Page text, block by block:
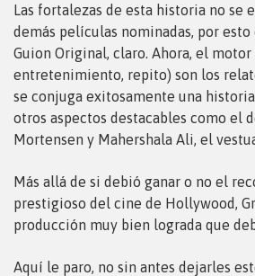
Las fortalezas de esta historia no se
demás películas nominadas, por
Guion Original, claro. Ahora, el
entretenimiento, repito) son los
se conjuga exitosamente una
otros aspectos destacables como el
Mortensen y Mahershala Ali, el
Más allá de si debió ganar o no el
prestigioso del cine de Hollywood,
producción muy bien lograda que
Aquí le paro, no sin antes dejarles